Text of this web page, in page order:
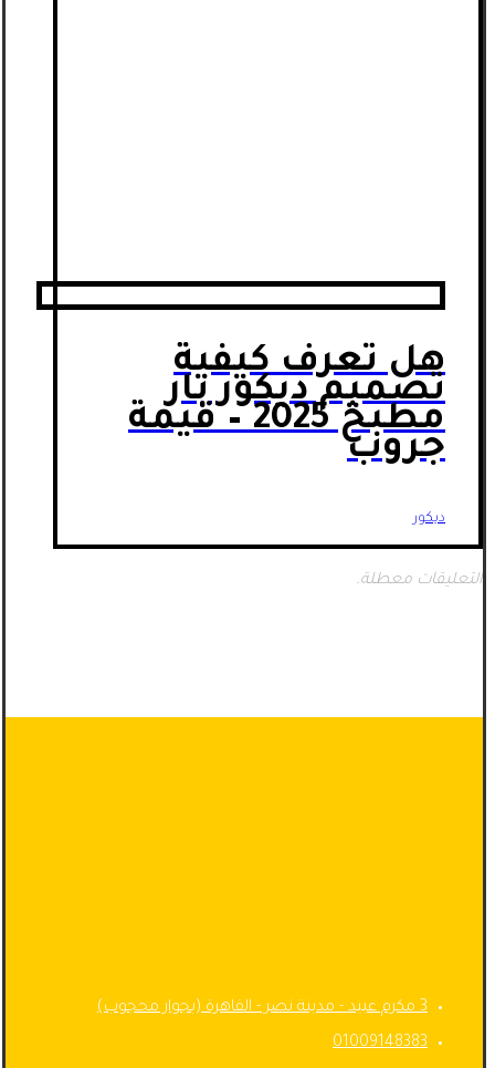
هل تعرف كيفية
تصميم ديكور بار
مطبخ 2025 – قيمة
جروب
ديكور
التعليقات معطلة.
3 مكرم عبيد - مدينة نصر - القاهرة (بجوار محجوب)
01009148383